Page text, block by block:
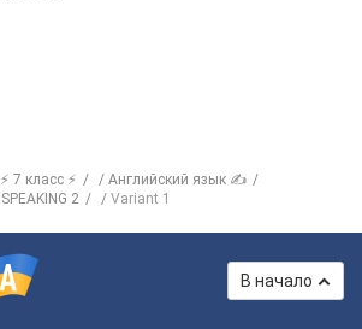
⚡ 7 класс ⚡
Английский язык ✍
SPEAKING 2 Variant 1
В начало